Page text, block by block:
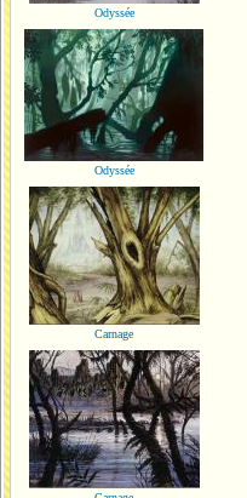
Odyssée
Odyssée
Carnage